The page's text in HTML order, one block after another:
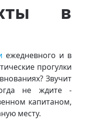
в
ежедневного и в
прогулки
Звучит
не ждите -
капитаном,
месту.